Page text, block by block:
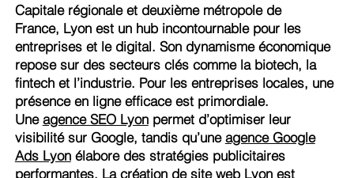
Capitale régionale et deuxième métropole de
France, Lyon est un hub incontournable pour les
entreprises et le digital. Son dynamisme économique
repose sur des secteurs clés comme la biotech, la
fintech et l’industrie. Pour les entreprises locales, une
présence en ligne efficace est primordiale.
Uneagence SEO Lyonpermet d’optimiser leur
visibilité sur Google, tandis qu’uneagence Google
Ads Lyonélabore des stratégies publicitaires
performantes. Lacréation de site web Lyonest